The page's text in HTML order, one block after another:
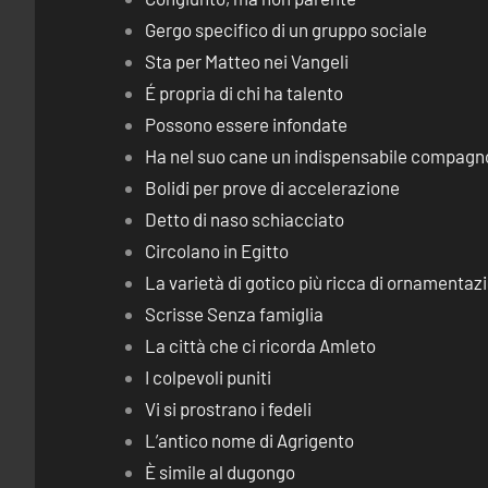
Gergo specifico di un gruppo sociale
Sta per Matteo nei Vangeli
É propria di chi ha talento
Possono essere infondate
Ha nel suo cane un indispensabile
Bolidi per prove di accelerazione
Detto di naso schiacciato
Circolano in Egitto
La varietà di gotico più ricca di
Scrisse Senza famiglia
La città che ci ricorda Amleto
I colpevoli puniti
Vi si prostrano i fedeli
L’antico nome di Agrigento
È simile al dugongo